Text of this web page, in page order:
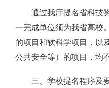
通过我厅提名省科技奖
一完成单位须为我省高校
的项目和软科学项目，以
公共安全等）的项目，均
三、学校提名程序及